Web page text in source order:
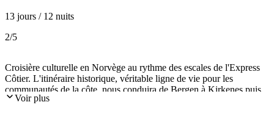
13 jours / 12 nuits
2/5
Croisière culturelle en Norvège au rythme des escales de l'Express
Côtier. L'itinéraire historique, véritable ligne de vie pour les
communautés de la côte, nous conduira de Bergen à Kirkenes puis
Trondheim, en passant par le Cap Nord, le Geirangerfjord inscrit au
Voir plus